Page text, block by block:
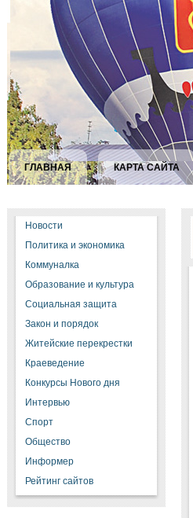
ГЛАВНАЯ КАРТА САЙТА
Новости
Политика и экономика
Коммуналка
Образование и культура
Социальная защита
Закон и порядок
Житейские перекрестки
Краеведение
Конкурсы Нового дня
Интервью
Спорт
Общество
Информер
Рейтинг сайтов